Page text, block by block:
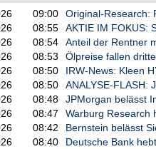
09:00
Original-Research:
08:55
AKTIE IM FOKUS:
08:54
Anteil der Rentner
08:53
Ölpreise fallen
08:50
IRW-News: Kleen
08:50
ANALYSE-FLASH:
08:48
JPMorgan belässt
08:47
Warburg Research
08:42
Bernstein belässt
08:40
Deutsche Bank